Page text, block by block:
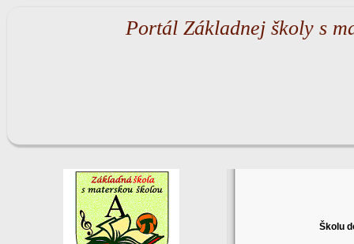
Portál Základnej školy s
Školu